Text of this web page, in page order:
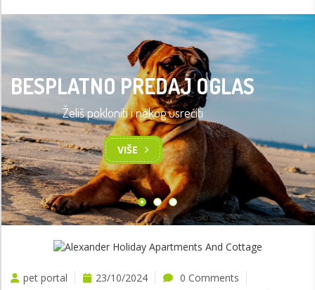
BESPLATNO PREDAJ OGLAS
Želiš pokloniti i nekog usrećiti
VIŠE
pet portal 23/10/2024
0 Comments